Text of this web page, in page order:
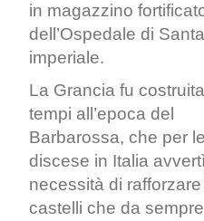
in magazzino
dell’Ospedale di
imperiale.
La Grancia fu
tempi all’epoca del
Barbarossa, che per
discese in Italia
necessità di rafforzare
castelli che da sempre